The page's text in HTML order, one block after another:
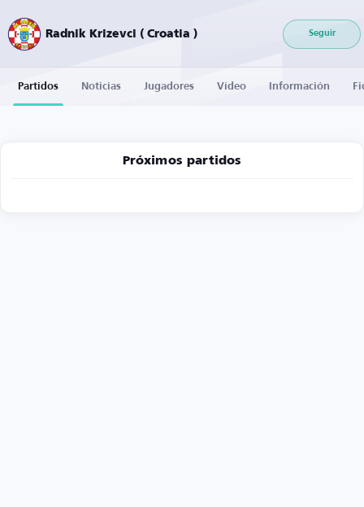
Radnik Krizevci ( Croatia ) Seguir
Partidos Noticias Jugadores Vídeo Información
Próximos partidos